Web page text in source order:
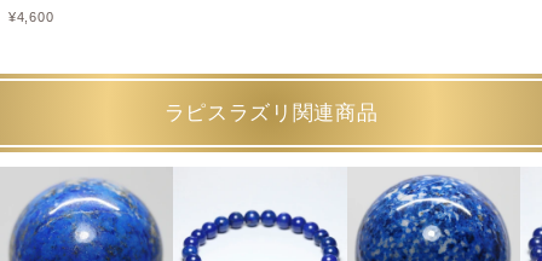
¥4,600
ラピスラズリ関連商品